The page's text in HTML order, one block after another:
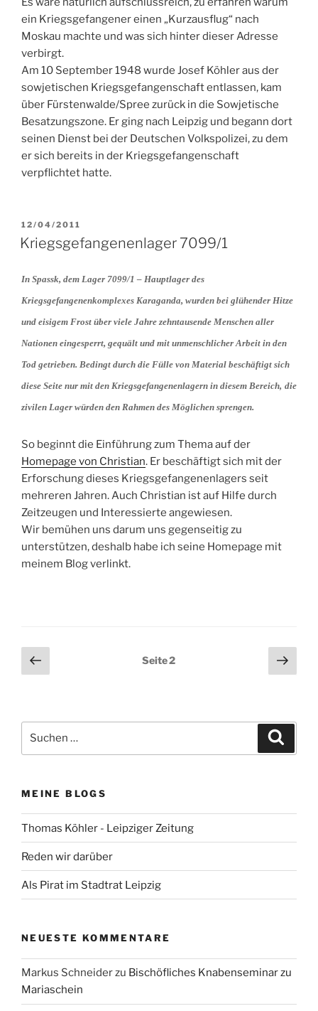
ein Kriegsgefangener einen „Kurzausflug“ nach
Moskau machte und was sich hinter dieser Adresse
verbirgt.
Am 10 September 1948 wurde Josef Köhler aus der
sowjetischen Kriegsgefangenschaft entlassen, kam
über Fürstenwalde/Spree zurück in die Sowjetische
Besatzungszone. Er ging nach Leipzig und begann dort
seinen Dienst bei der Deutschen Volkspolizei, zu dem
er sich bereits in der Kriegsgefangenschaft
verpflichtet hatte.
VERÖFFENTLICHT
AM
12/04/2011
Kriegsgefangenenlager 7099/1
In Spassk, dem Lager 7099/1 – Hauptlager des
Kriegsgefangenenkomplexes Karaganda, wurden bei glühender Hitze
und eisigem Frost über viele Jahre zehntausende Menschen aller
Nationen eingesperrt, gequält und mit unmenschlicher Arbeit in den
Tod getrieben. Bedingt durch die Fülle von Material beschäftigt sich
diese Seite nur mit den Kriegsgefangenenlagern in diesem Bereich, die
zivilen Lager würden den Rahmen des Möglichen sprengen.
So beginnt die Einführung zum Thema auf der
Homepage von Christian. Er beschäftigt sich mit der
Erforschung dieses Kriegsgefangenenlagers seit
mehreren Jahren. Auch Christian ist auf Hilfe durch
Zeitzeugen und Interessierte angewiesen.
Wir bemühen uns darum uns gegenseitig zu
unterstützen, deshalb habe ich seine Homepage mit
meinem Blog verlinkt.
Seitennummerierung
der
Vorherige
Seite
Seite2
nach:
MEINE BLOGS
Thomas Köhler - Leipziger Zeitung
Reden wir darüber
Als Pirat im Stadtrat Leipzig
NEUESTE KOMMENTARE
Markus Schneiderzu Bischöfliches Knabenseminar zu
Mariaschein